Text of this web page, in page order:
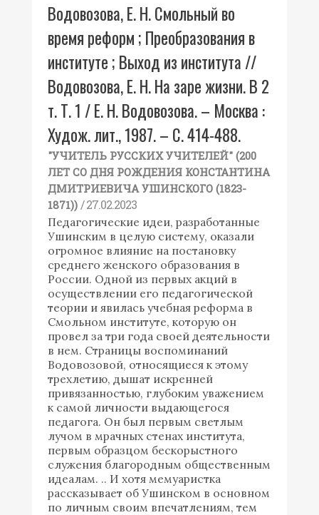
Водовозова, Е. Н. Смольный во
время реформ ; Преобразования в
институте ; Выход из института //
Водовозова, Е. Н. На заре жизни. В 2
т. Т. 1 / Е. Н. Водовозова. – Москва :
Худож. лит., 1987. – С. 414-488.
"УЧИТЕЛЬ РУССКИХ УЧИТЕЛЕЙ" (200
ЛЕТ СО ДНЯ РОЖДЕНИЯ КОНСТАНТИНА
ДМИТРИЕВИЧА УШИНСКОГО (1823-
1871)) / 27.02.2023
Педагогические идеи, разработанные
Ушинским в целую систему, оказали
огромное влияние на постановку
среднего женского образования в
России. Одной из первых акций в
осуществлении его педагогической
теории и явилась учебная реформа в
Смольном институте, которую он
провел за три года своей деятельности
в нем. Страницы воспоминаний
Водовозовой, относящиеся к этому
трехлетию, дышат искренней
привязанностью, глубоким уважением
к самой личности выдающегося
педагога. Он был первым светлым
лучом в мрачных стенах института,
первым образцом бескорыстного
служения благородным общественным
идеалам. .. И хотя мемуаристка
рассказывает об Ушинском в основном
по личным своим впечатлениям, тем